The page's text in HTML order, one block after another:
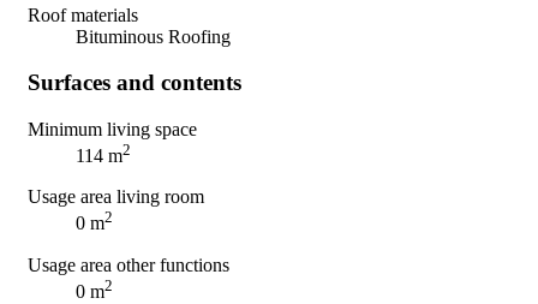
Roof materials
Bituminous Roofing
Surfaces and contents
Minimum living space
114 m2
Usage area living room
0 m2
Usage area other functions
0 m2